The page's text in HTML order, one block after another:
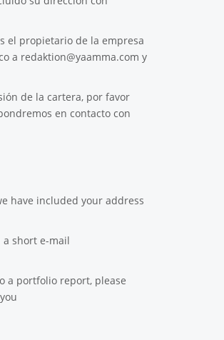
el propietario de la empresa
a redaktion@yaamma.com y
de la cartera, por favor
en contacto con
have included your address
a short e-mail
a portfolio report, please